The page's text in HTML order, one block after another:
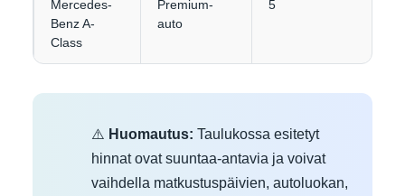
Mercedes-
Benz A-
Class
Premium-
auto
5
⚠️ Huomautus: Taulukossa esitetyt
hinnat ovat suuntaa-antavia ja voivat
vaihdella matkustuspäivien, autoluokan,